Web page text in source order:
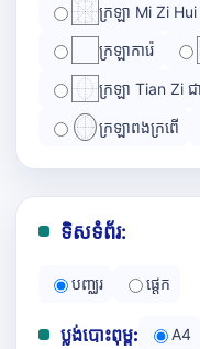
ក្រឡា Mi Zi
ក្រឡាការ៉េ
ក្រឡា Tian Zi
ក្រឡាពងក្រពើ
ទិសទំព័រ:
បញ្ឈរ ផ្ដេក
ប្លង់បោះពុម្ព: A4